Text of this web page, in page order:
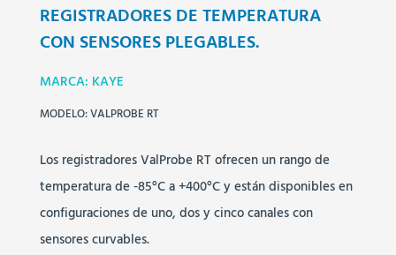
REGISTRADORES DE TEMPERATURA
CON SENSORES PLEGABLES.
MARCA: KAYE
MODELO: VALPROBE RT
Los registradores ValProbe RT ofrecen un rango de
temperatura de -85°C a +400°C y están disponibles en
configuraciones de uno, dos y cinco canales con
sensores curvables.